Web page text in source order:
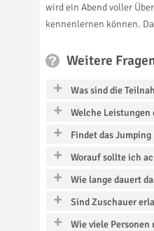
wird ein Abend voller
kennenlernen können.
Weitere
Was sind die
Welche
Findet das
Worauf sollte ich
Wie lange dauert
Sind Zuschauer
Wie viele